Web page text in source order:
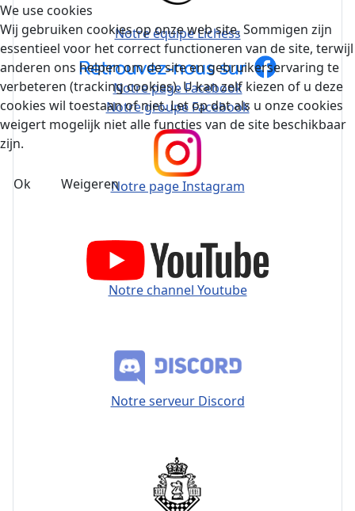
Notre équipe Lichess
Notre page Facebook
Notre groupe Facebook
Notre page Instagram
Notre channel Youtube
Notre serveur Discord
We use cookies
Wij gebruiken cookies op onze web site. Sommigen zijn
essentieel voor het correct functioneren van de site, terwijl
anderen ons helpen om de site en gebruikerservaring te
verbeteren (tracking cookies). U kan zelf kiezen of u deze
cookies wil toestaan of niet. Let op dat als u onze cookies
weigert mogelijk niet alle functies van de site beschikbaar
zijn.
Ok Weigeren